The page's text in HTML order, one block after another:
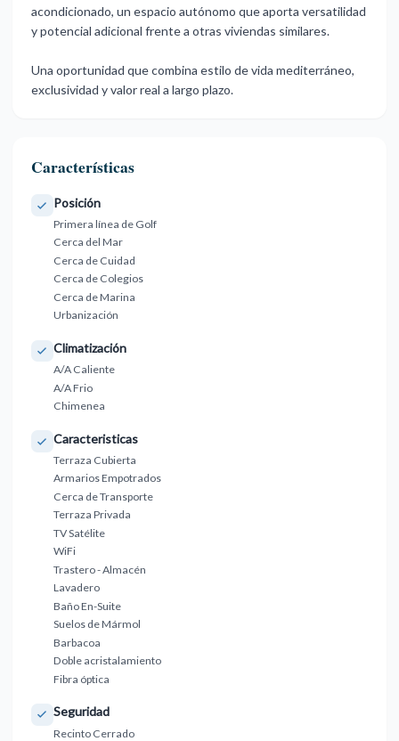
‌acondicionado, ‌un ‌espacio ‌autónomo que ‌aporta versatilidad
y ‌potencial ‌adicional frente ‌a ‌otras ‌viviendas ‌similares.
Una oportunidad que ‌combina estilo ‌de vida mediterráneo,
‌exclusividad ‌y ‌valor ‌real ‌a ‌largo ‌plazo.
Características
Posición
Primera línea de Golf
Cerca del Mar
Cerca de Cuidad
Cerca de Colegios
Cerca de Marina
Urbanización
Climatización
A/A Caliente
A/A Frio
Chimenea
Caracteristicas
Terraza Cubierta
Armarios Empotrados
Cerca de Transporte
Terraza Privada
TV Satélite
WiFi
Trastero - Almacén
Lavadero
Baño En-Suite
Suelos de Mármol
Barbacoa
Doble acristalamiento
Fibra óptica
Seguridad
Recinto Cerrado